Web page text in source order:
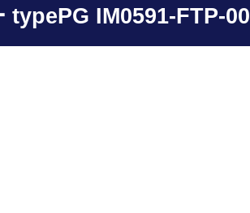
typePG IM0591-FTP-00